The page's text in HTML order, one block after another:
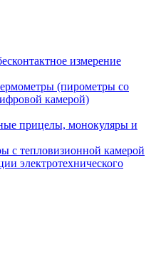
измерение
(пирометры со
камерой)
прицелы, монокуляры и
с тепловизионной камерой
электротехнического